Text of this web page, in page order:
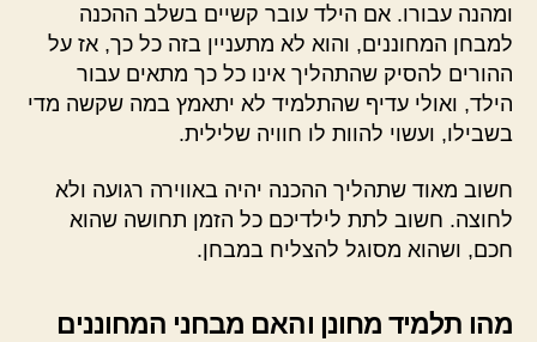
ומהנה עבורו. אם הילד עובר קשיים בשלב ההכנה
למבחן המחוננים, והוא לא מתעניין בזה כל כך, אז על
ההורים להסיק שהתהליך אינו כל כך מתאים עבור
הילד, ואולי עדיף שהתלמיד לא יתאמץ במה שקשה מדי
בשבילו, ועשוי להוות לו חוויה שלילית.
חשוב מאוד שתהליך ההכנה יהיה באווירה רגועה ולא
לחוצה. חשוב לתת לילדיכם כל הזמן תחושה שהוא
חכם, ושהוא מסוגל להצליח במבחן.
מהו תלמיד מחונן והאם מבחני המחוננים